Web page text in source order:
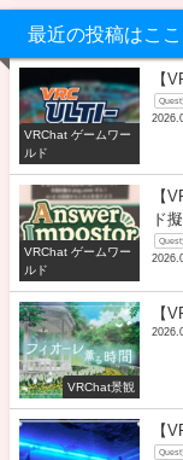
最近の投稿はここ
VRChat ゲームワー
ルド
【
Quest
VRChat ゲームワー
ルド
【
ド
Quest
VRChat景観
【
【
Quest